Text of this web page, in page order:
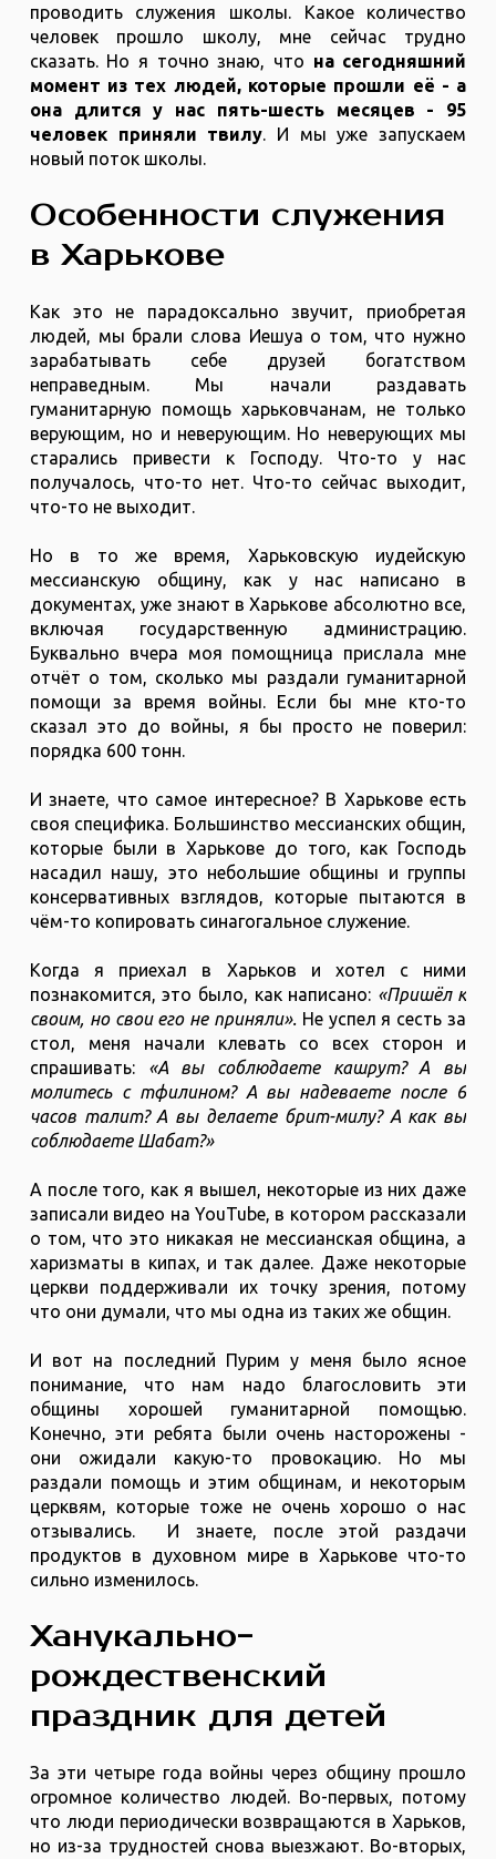
проводить служения школы. Какое количество
человек прошло школу, мне сейчас трудно
сказать. Но я точно знаю, что на сегодняшний
момент из тех людей, которые прошли её - а
она длится у нас пять-шесть месяцев - 95
человек приняли твилу. И мы уже запускаем
новый поток школы.
Особенности служения
в Харькове
Как это не парадоксально звучит, приобретая
людей, мы брали слова Иешуа о том, что нужно
зарабатывать себе друзей богатством
неправедным. Мы начали раздавать
гуманитарную помощь харьковчанам, не только
верующим, но и неверующим. Но неверующих мы
старались привести к Господу. Что-то у нас
получалось, что-то нет. Что-то сейчас выходит,
что-то не выходит.
Но в то же время, Харьковскую иудейскую
мессианскую общину, как у нас написано в
документах, уже знают в Харькове абсолютно все,
включая государственную администрацию.
Буквально вчера моя помощница прислала мне
отчёт о том, сколько мы раздали гуманитарной
помощи за время войны. Если бы мне кто-то
сказал это до войны, я бы просто не поверил:
порядка 600 тонн.
И знаете, что самое интересное? В Харькове есть
своя специфика. Большинство мессианских общин,
которые были в Харькове до того, как Господь
насадил нашу, это небольшие общины и группы
консервативных взглядов, которые пытаются в
чём-то копировать синагогальное служение.
Когда я приехал в Харьков и хотел с ними
познакомится, это было, как написано: «Пришёл к
своим, но свои его не приняли». Не успел я сесть за
стол, меня начали клевать со всех сторон и
спрашивать: «А вы соблюдаете кашрут? А вы
молитесь с тфилином? А вы надеваете после 6
часов талит? А вы делаете брит-милу? А как вы
соблюдаете Шабат?»
А после того, как я вышел, некоторые из них даже
записали видео на YouTube, в котором рассказали
о том, что это никакая не мессианская община, а
харизматы в кипах, и так далее. Даже некоторые
церкви поддерживали их точку зрения, потому
что они думали, что мы одна из таких же общин.
И вот на последний Пурим у меня было ясное
понимание, что нам надо благословить эти
общины хорошей гуманитарной помощью.
Конечно, эти ребята были очень насторожены -
они ожидали какую-то провокацию. Но мы
раздали помощь и этим общинам, и некоторым
церквям, которые тоже не очень хорошо о нас
отзывались. И знаете, после этой раздачи
продуктов в духовном мире в Харькове что-то
сильно изменилось.
Ханукально-
рождественский
праздник для детей
За эти четыре года войны через общину прошло
огромное количество людей. Во-первых, потому
что люди периодически возвращаются в Харьков,
но из-за трудностей снова выезжают. Во-вторых,